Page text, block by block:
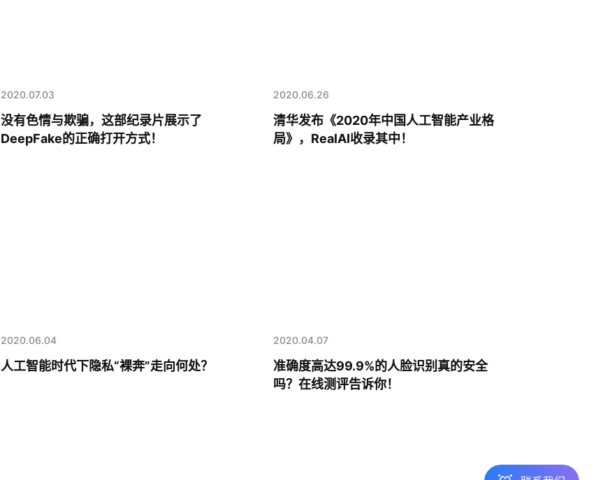
2020.07.03
没有色情与欺骗，这部纪录片展示了
DeepFake的正确打开方式！
2020.06.26
清华发布《2020年中国人工智能产业格
局》，RealAI收录其中！
2020.06.04
人工智能时代下隐私“裸奔”走向何处？
2020.04.07
准确度高达99.9%的人脸识别真的安全
吗？在线测评告诉你！
contact@realai.ai